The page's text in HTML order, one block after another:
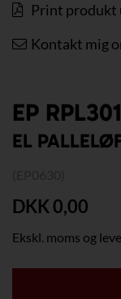
Print produkt
Kontakt mig
EP
EL
DKK 0,00
Ekskl. moms og